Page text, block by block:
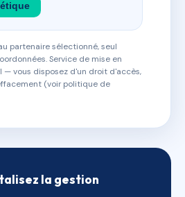
partenaire sélectionné, seul
Service de mise en
— vous disposez d'un droit d'accès,
(voir politique de
la gestion